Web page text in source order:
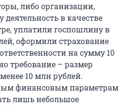
либо организации,
деятельность в качестве
уплатили госпошлину в
оформили страхование
на сумму 10
требование – размер
10 млн рублей.
финансовым параметрам
лишь небольшое